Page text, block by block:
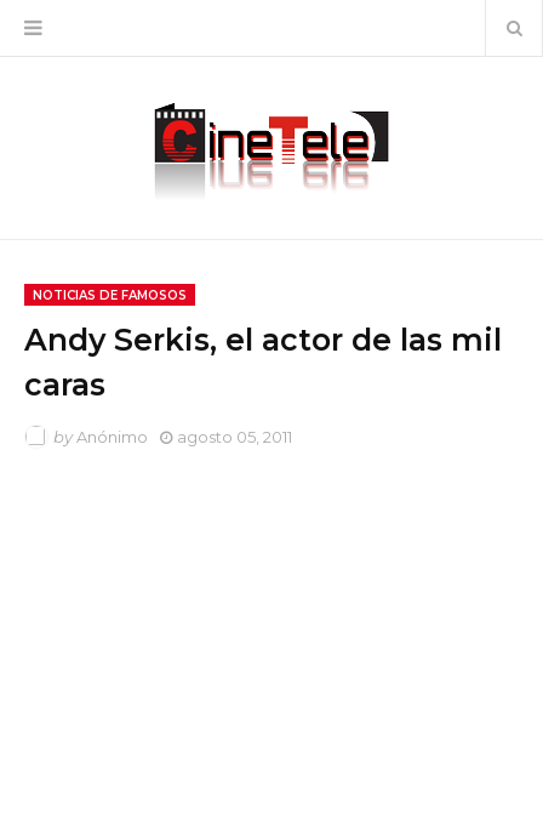
NOTICIAS DE FAMOSOS
Andy Serkis, el actor de las mil
caras
byAnónimo agosto 05, 2011